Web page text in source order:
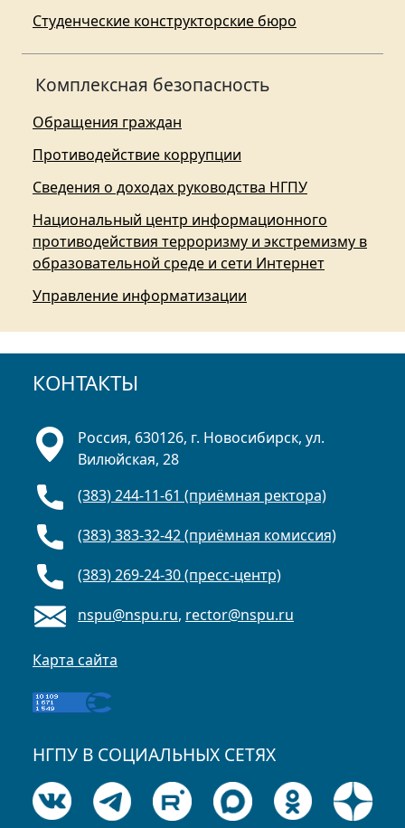
Студенческие конструкторские бюро
Комплексная безопасность
Обращения граждан
Противодействие коррупции
Сведения о доходах руководства НГПУ
Национальный центр информационного
противодействия терроризму и экстремизму в
образовательной среде и сети Интернет
Управление информатизации
КОНТАКТЫ
Россия, 630126, г. Новосибирск, ул.
Вилюйская, 28
(383) 244-11-61 (приёмная ректора)
(383) 383-32-42 (приёмная комиссия)
(383) 269-24-30 (пресс-центр)
nspu@nspu.ru, rector@nspu.ru
Карта сайта
НГПУ В СОЦИАЛЬНЫХ СЕТЯХ